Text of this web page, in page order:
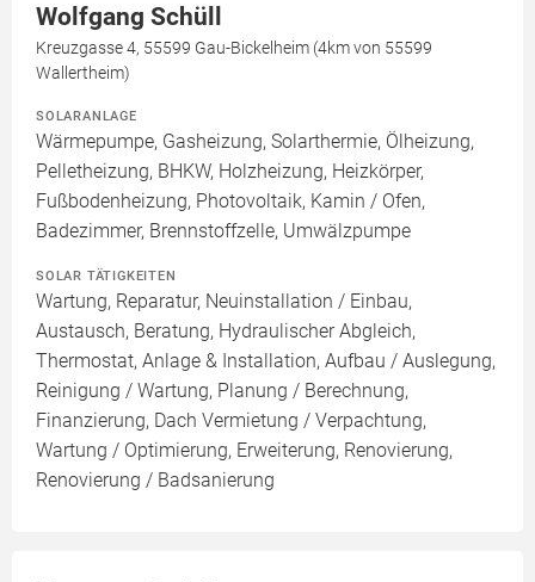
Wolfgang Schüll
Kreuzgasse 4, 55599 Gau-Bickelheim (4km von 55599
Wallertheim)
SOLARANLAGE
Wärmepumpe, Gasheizung, Solarthermie, Ölheizung,
Pelletheizung, BHKW, Holzheizung, Heizkörper,
Fußbodenheizung, Photovoltaik, Kamin / Ofen,
Badezimmer, Brennstoffzelle, Umwälzpumpe
SOLAR TÄTIGKEITEN
Wartung, Reparatur, Neuinstallation / Einbau,
Austausch, Beratung, Hydraulischer Abgleich,
Thermostat, Anlage & Installation, Aufbau / Auslegung,
Reinigung / Wartung, Planung / Berechnung,
Finanzierung, Dach Vermietung / Verpachtung,
Wartung / Optimierung, Erweiterung, Renovierung,
Renovierung / Badsanierung